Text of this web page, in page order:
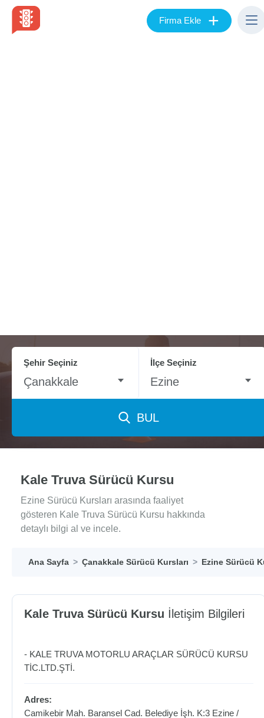
Firma Ekle +
Şehir Seçiniz
Çanakkale
İlçe Seçiniz
Ezine
BUL
Kale Truva Sürücü Kursu
Ezine Sürücü Kursları arasında faaliyet
gösteren Kale Truva Sürücü Kursu hakkında
detaylı bilgi al ve incele.
Ana Sayfa Çanakkale Sürücü Kursları Ezine Sürücü
Kale Truva Sürücü Kursu İletişim Bilgileri
- KALE TRUVA MOTORLU ARAÇLAR SÜRÜCÜ KURSU
TİC.LTD.ŞTİ.
Adres:
Camikebir Mah. Baransel Cad. Belediye İşh. K:3 Ezine /